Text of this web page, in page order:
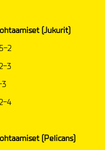
(Jukurit)
2
3
4
(Pelicans)